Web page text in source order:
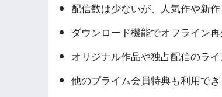
配信数は少ないが、人気作や新作
ダウンロード機能でオフライン再
オリジナル作品や独占配信のライ
他のプライム会員特典も利用でき